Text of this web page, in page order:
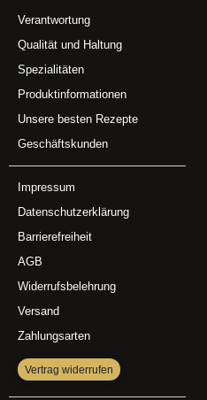
Verantwortung
Qualität und Haltung
Spezialitäten
Produktinformationen
Unsere besten Rezepte
Geschäftskunden
Impressum
Datenschutzerklärung
Barrierefreiheit
AGB
Widerrufsbelehrung
Versand
Zahlungsarten
Vertrag widerrufen